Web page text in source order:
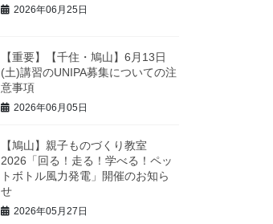
2026年06月25日
【重要】【千住・鳩山】6月13日
(土)講習のUNIPA募集についての注
意事項
2026年06月05日
【鳩山】親子ものづくり教室
2026「回る！走る！学べる！ペッ
トボトル風力発電」開催のお知ら
せ
2026年05月27日